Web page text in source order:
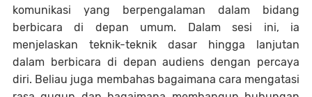
komunikasi yang berpengalaman dalam bidang
berbicara di depan umum. Dalam sesi ini, ia
menjelaskan teknik-teknik dasar hingga lanjutan
dalam berbicara di depan audiens dengan percaya
diri. Beliau juga membahas bagaimana cara mengatasi